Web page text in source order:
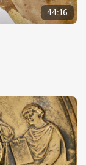
44:16